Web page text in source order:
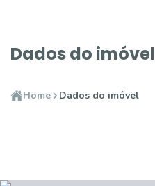
Dados do imóvel
Home Dados do imóvel